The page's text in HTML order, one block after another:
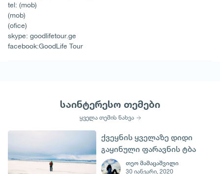
tel: (mob)
(mob)
(ofice)
skype: goodlifetour.ge
facebook:GoodLife Tour
საინტერესო თემები
ყველა თემის ნახვა
ქვეყნის ყველაზე დიდი
გაყინული ფარავნის ტბა
თეო მამაცაშვილი
30 იანვარი, 2020